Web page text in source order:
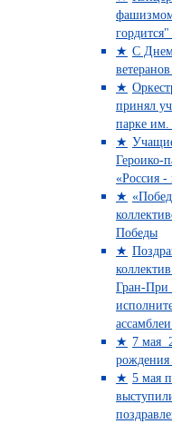
С
принял
парке им.
Героико-
«Россия -
Победы
Гран-При
7 мая
рождения
5 мая